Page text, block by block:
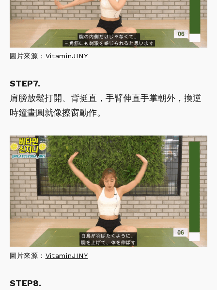
圖片來源： VitaminJINY
STEP7.
肩膀放鬆打開、背挺直，手臂伸直手掌朝外，換逆
時鐘畫圓就像擦窗動作。
圖片來源： VitaminJINY
STEP8.